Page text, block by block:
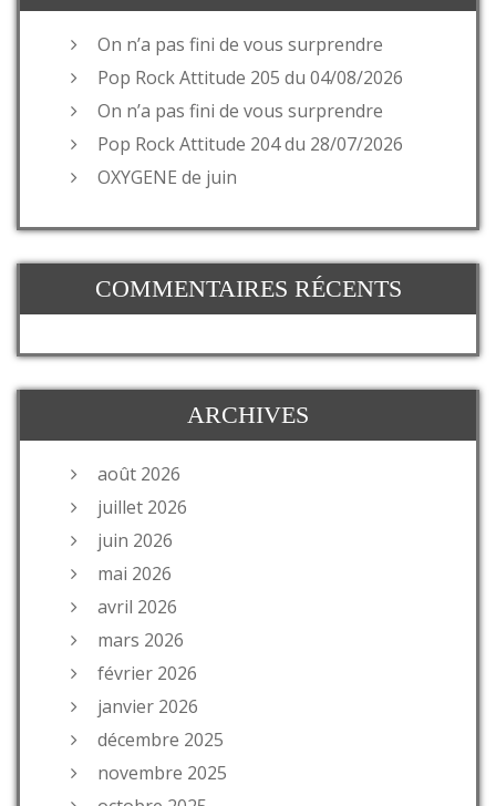
On n’a pas fini de vous surprendre
Pop Rock Attitude 205 du 04/08/2026
On n’a pas fini de vous surprendre
Pop Rock Attitude 204 du 28/07/2026
OXYGENE de juin
COMMENTAIRES RÉCENTS
ARCHIVES
août 2026
juillet 2026
juin 2026
mai 2026
avril 2026
mars 2026
février 2026
janvier 2026
décembre 2025
novembre 2025